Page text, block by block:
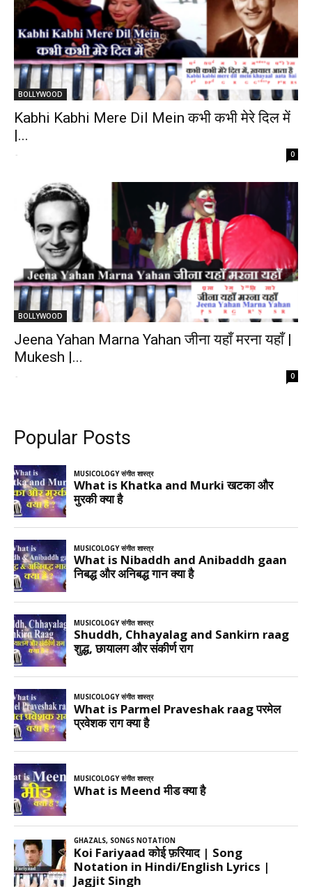
BOLLYWOOD
Kabhi Kabhi Mere Dil Mein कभी कभी मेरे दिल में
|...
- 0
BOLLYWOOD
Jeena Yahan Marna Yahan जीना यहाँ मरना यहाँ |
Mukesh |...
- 0
Popular Posts